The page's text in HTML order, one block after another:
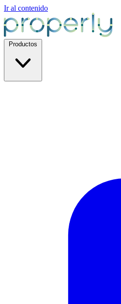
Ir al contenido